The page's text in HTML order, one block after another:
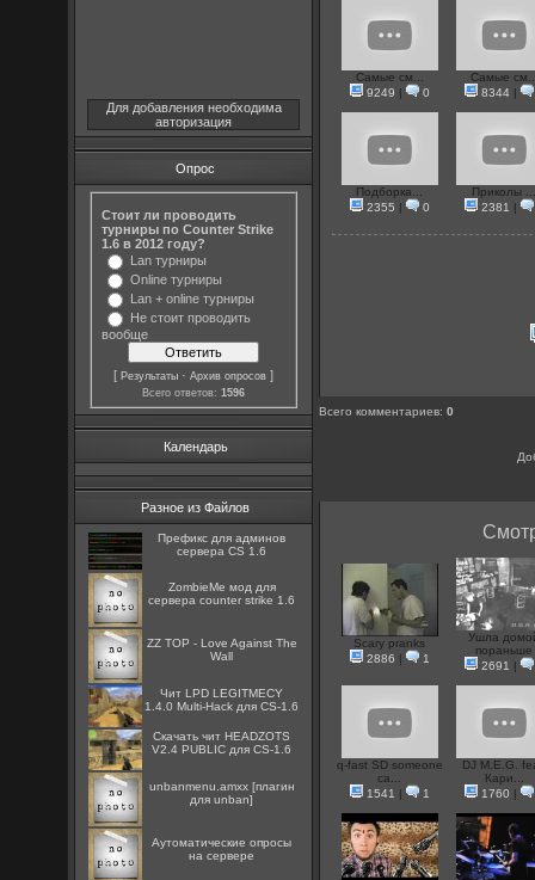
Для добавления необходима
авторизация
Опрос
Стоит ли проводить
турниры по Counter Strike
1.6 в 2012 году?
Lan турниры
Online турниры
Lan + online турниры
Не стоит проводить
вообще
[Результаты ·Архив опросов ]
Всего ответов:1596
Календарь
Разное из Файлов
Префикс для админов
сервера CS 1.6
ZombieMe мод для
сервера counter strike 1.6
ZZ TOP - Love Against The
Wall
Чит LPD LEGITMECY
1.4.0 Multi-Hack для CS-1.6
Скачать чит HEADZOTS
V2.4 PUBLIC для CS-1.6
unbanmenu.amxx [плагин
для unban]
Аутоматические опросы
на сервере
Самые см...
9249 | 0
Самые
8344|
Подборка...
2355 | 0
Приколы
2381 |
Всего комментариев:0
Scary pranks
2886 | 1
Ушла
пораньше
2691 |
q-fast SD someone
ca...
1541 | 1
DJ M.E.G.
Кари...
1760 |